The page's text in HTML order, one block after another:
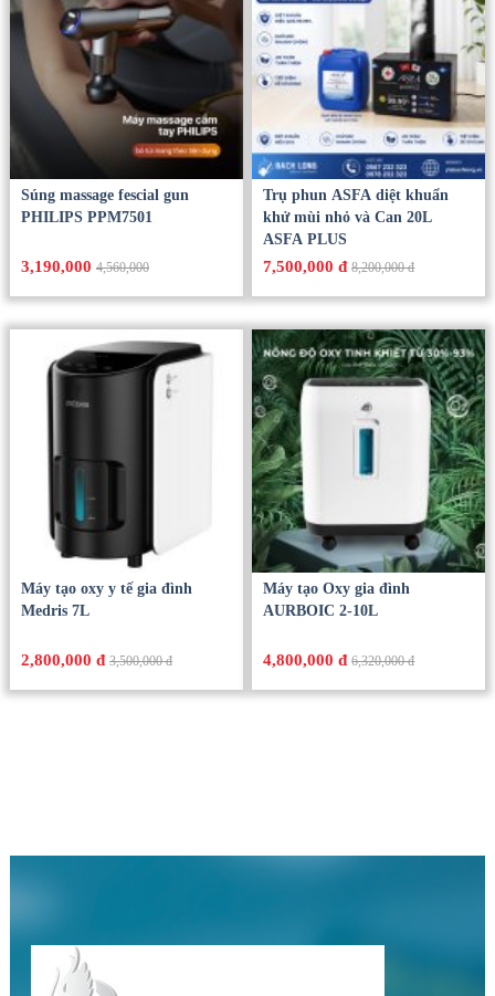
Súng massage fescial gun
PHILIPS PPM7501
3,190,0004,560,000
Trụ phun ASFA diệt khuẩn
khử mùi nhỏ và Can 20L
ASFA PLUS
7,500,000 đ 8,200,000 đ
Máy tạo oxy y tế gia đình
Medris 7L
2,800,000 đ 3,500,000 đ
Máy tạo Oxy gia đình
AURBOIC 2-10L
4,800,000 đ 6,320,000 đ